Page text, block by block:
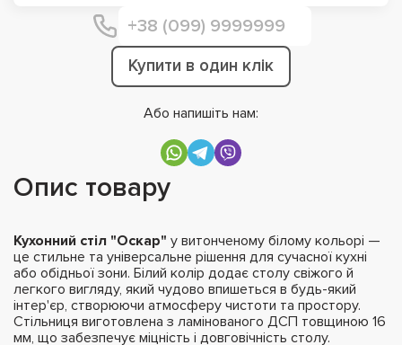
Купити в один клік
Або напишіть нам:
Опис товару
Кухонний стіл "Оскар" у витонченому білому кольорі —
це стильне та універсальне рішення для сучасної кухні
або обідньої зони. Білий колір додає столу свіжого й
легкого вигляду, який чудово впишеться в будь-який
інтер'єр, створюючи атмосферу чистоти та простору.
Стільниця виготовлена з ламінованого ДСП товщиною 16
мм, що забезпечує міцність і довговічність столу.